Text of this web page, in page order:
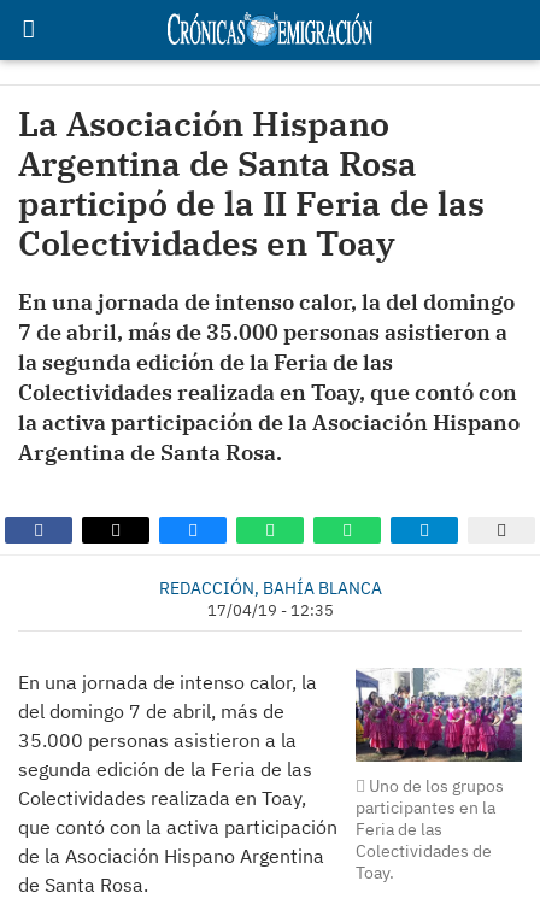
La Asociación Hispano
Argentina de Santa Rosa
participó de la II Feria de las
Colectividades en Toay
En una jornada de intenso calor, la del domingo
7 de abril, más de 35.000 personas asistieron a
la segunda edición de la Feria de las
Colectividades realizada en Toay, que contó con
la activa participación de la Asociación Hispano
Argentina de Santa Rosa.
REDACCIÓN, BAHÍA BLANCA
17/04/19 - 12:35
Uno de los grupos
participantes en la
Feria de las
Colectividades de
Toay.
En una jornada de intenso calor, la
del domingo 7 de abril, más de
35.000 personas asistieron a la
segunda edición de la Feria de las
Colectividades realizada en Toay,
que contó con la activa participación
de la Asociación Hispano Argentina
de Santa Rosa.